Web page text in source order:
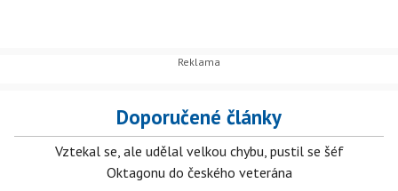
Doporučené články
Vztekal se, ale udělal velkou chybu, pustil se šéf
Oktagonu do českého veterána